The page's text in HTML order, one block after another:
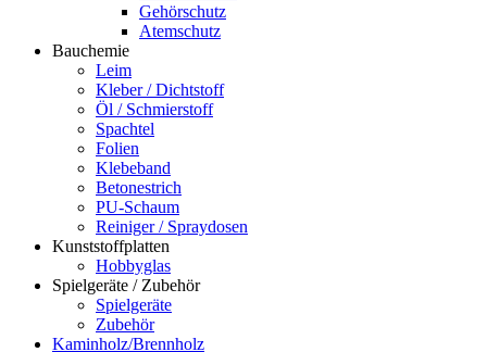
Gehörschutz
Atemschutz
Bauchemie
Leim
Kleber / Dichtstoff
Öl / Schmierstoff
Spachtel
Folien
Klebeband
Betonestrich
PU-Schaum
Reiniger / Spraydosen
Kunststoffplatten
Hobbyglas
Spielgeräte / Zubehör
Spielgeräte
Zubehör
Kaminholz/Brennholz